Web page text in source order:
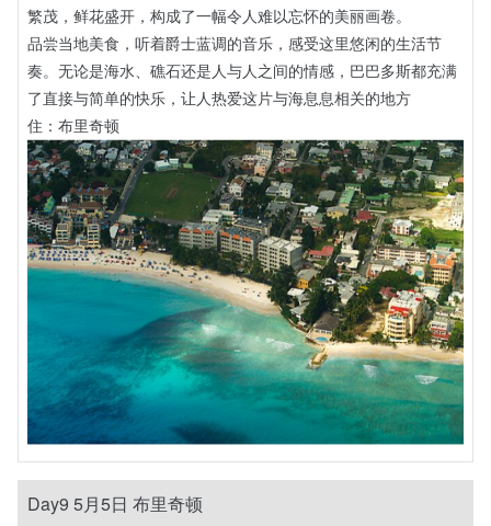
繁茂，鲜花盛开，构成了一幅令人难以忘怀的美丽画卷‌。
品尝当地美食，听着爵士蓝调的音乐，感受这里悠闲的生活节
奏‌。无论是海水、礁石还是人与人之间的情感，巴巴多斯都充满
了直接与简单的快乐，让人热爱这片与海息息相关的地方‌
住：布里奇顿
Day9 5月5日 布里奇顿